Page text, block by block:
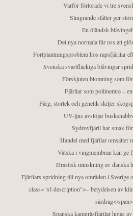
Varför förlorade vi tre
Slingrande slåtter ger
En öländsk
Det nya normala får oss att
Fortplantningsproblem hos rapsfjärilar
Svenska svartfläckiga blåvingar
Förskjuten blomning som
Fjärilar som pollinerare –
Färg, storlek och genetik skiljer
UV-ljus avslöjar
Sydrovfjäril har smak
Handel med fjärilar omsätter
Vätska i vingmembran kan ge
Drastisk minskning av danska
Fjärilars spridning till nya områden i Sverige
class="sf-description">– betydelsen av
särdrag</span>
Spanska kamgräsfjärilar hotas